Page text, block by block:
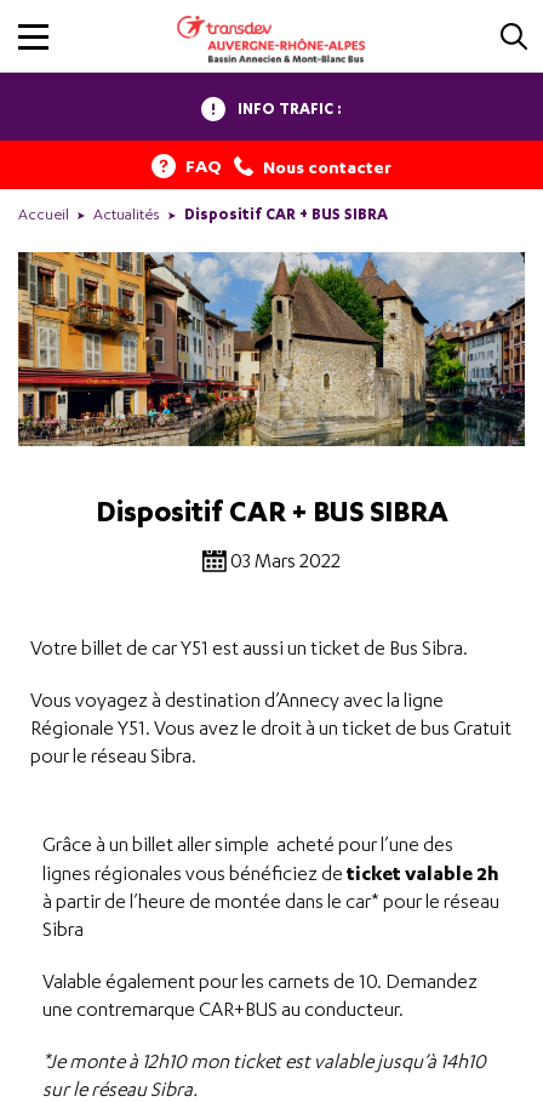
INFO TRAFIC :
FAQ Nous contacter
Accueil Actualités Dispositif CAR + BUS SIBRA
Dispositif CAR + BUS SIBRA
03 Mars 2022
Votre billet de car Y51 est aussi un ticket de Bus Sibra.
Vous voyagez à destination d’Annecy avec la ligne
Régionale Y51. Vous avez le droit à un ticket de bus Gratuit
pour le réseau Sibra.
Grâce à un billet aller simple acheté pour l’une des
lignes régionales vous bénéficiez de ticket valable 2h
à partir de l’heure de montée dans le car* pour le réseau
Sibra
Valable également pour les carnets de 10. Demandez
une contremarque CAR+BUS au conducteur.
*Je monte à 12h10 mon ticket est valable jusqu’à 14h10
sur le réseau Sibra.